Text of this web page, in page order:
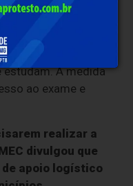
da rede
dois dias do
estudam. A medida
ao exame e
realizar a
divulgou que
apoio logístico